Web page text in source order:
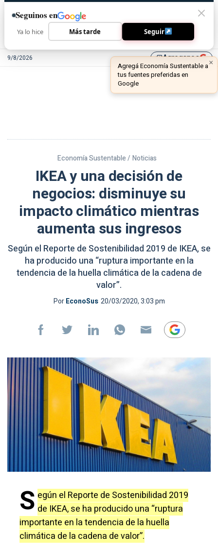
9/8/2026 library_addAgreganos
Economía Sustentable / Noticias
IKEA y una decisión de
negocios: disminuye su
impacto climático mientras
aumenta sus ingresos
Según el Reporte de Sostenibilidad 2019 de IKEA, se
ha producido una “ruptura importante en la
tendencia de la huella climática de la cadena de
valor”.
PorEconoSus 20/03/2020, 3:03 pm
S egún el Reporte de Sostenibilidad 2019
de IKEA, se ha producido una “ruptura
importante en la tendencia de la huella
climática de la cadena de valor”.
Seguinos en
Ya lo hice Más tarde Seguir